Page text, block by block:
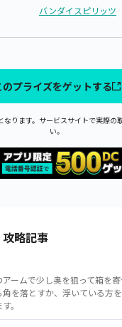
バンダイスピリッツ
のプライズをゲットする
ります。サービスサイトで実際の
い。
略記事
ームで少し奥を狙って箱を
角を落とすか、浮いている方
。